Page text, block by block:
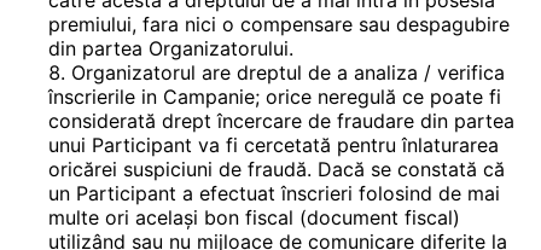
premiului, fara nici o compensare sau despagubire
din partea Organizatorului.
Organizatorul are dreptul de a analiza / verifica
înscrierile in Campanie; orice neregulă ce poate fi
considerată drept încercare de fraudare din partea
unui Participant va fi cercetată pentru înlaturarea
oricărei suspiciuni de fraudă. Dacă se constată că
un Participant a efectuat înscrieri folosind de mai
multe ori același bon fiscal (document fiscal)
utilizând sau nu mijloace de comunicare diferite la